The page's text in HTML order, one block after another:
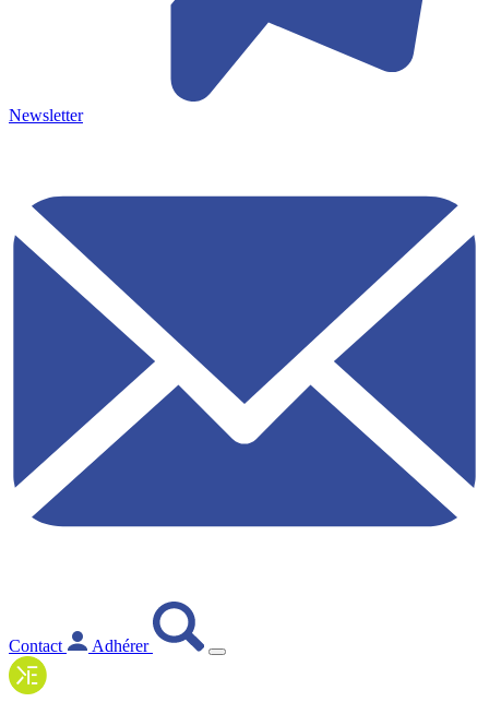
Newsletter
Contact Adhérer